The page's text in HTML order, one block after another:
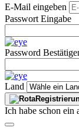
E-Mail eingeben
Passwort Eingabe
Password
Land
Ich habe schon ein